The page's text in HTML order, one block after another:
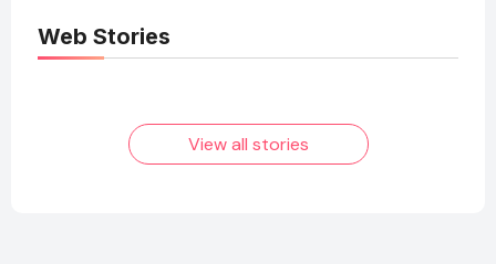
Web Stories
Elvish Yadav: एक
आम लड़के से यूट्यूबर
फिल्मों का जादू और उनका
View all stories